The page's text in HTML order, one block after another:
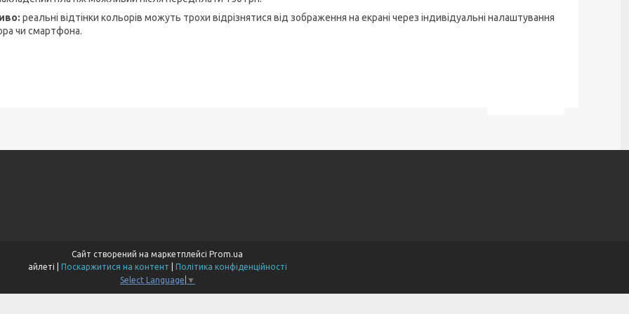
реальні відтінки кольорів можуть трохи відрізнятися від зображення на екрані через індивідуальні налаштування
чи смартфона.
Сайт створений на маркетплейсі Prom.ua
Поскаржитися на контент
Політика конфіденційності
Select Language ▼